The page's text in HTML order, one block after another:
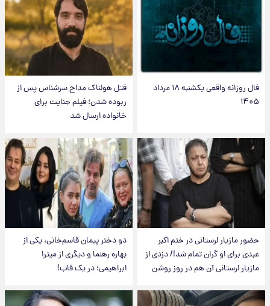
فال روزانه واقعی یکشنبه ۱۸ مرداد
۱۴۰۵
قتل هولناک مداح سرشناس پس از
ربوده شدن؛ فیلم جنایت برای
خانواده ارسال شد
حضور مازیار لرستانی در ختم اکبر
عبدی برای او گران تمام شد!/ دزدی از
مازیار لرستانی آن هم در روز روشن
دو دختر پیمان قاسم‌خانی، یکی از
بهاره رهنما و دیگری از میترا
ابراهیمی؛ در یک قاب!